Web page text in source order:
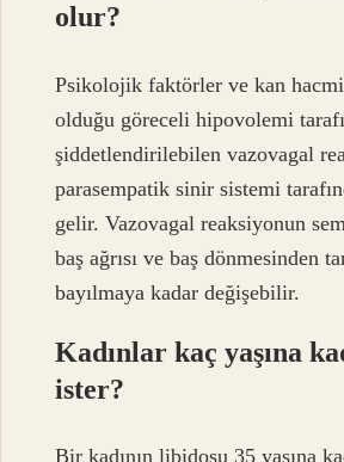
olur?
Psikolojik faktörler ve kan
olduğu göreceli hipovolemi
şiddetlendirilebilen vazovagal
parasempatik sinir sistemi
gelir. Vazovagal reaksiyonun
baş ağrısı ve baş dönmesinden
bayılmaya kadar değişebilir.
Kadınlar kaç yaşına
ister?
Bir kadının libidosu 35 yaşına